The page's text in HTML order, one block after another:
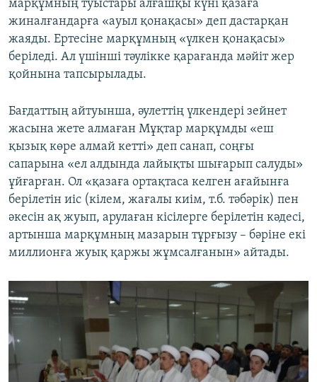
марқұмның туыстары алғашқы күні қазаға
жиналғандарға «ауыл қонақасы» деп дастарқан
жаяды. Ертесіне марқұмның «үлкен қонақасы»
беріледі. Ал үшінші тәулікке қарағанда мәйіт жер
қойнына тапсырылады.
Бағдаттың айтуынша, әулеттің үлкендері зейнет
жасына жете алмаған Мұқтар марқұмды «еш
қызық көре алмай кетті» деп санап, соңғы
сапарына «ел алдында лайықты шығарып салуды»
ұйғарған. Ол «қазаға ортақтаса келген ағайынға
берілетін иіс (кілем, жағалы киім, т.б. тәбәрік) пен
әкесін ақ жуып, арулаған кісілерге берілетін кәдесі,
артынша марқұмның мазарын тұрғызу – бәріне екі
миллионға жуық қаржы жұмсалғанын» айтады.